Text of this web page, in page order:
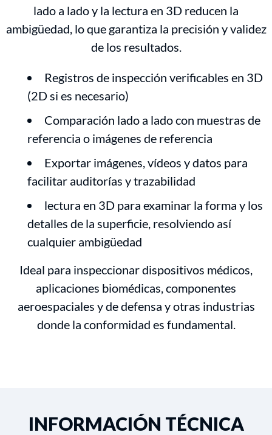
lado a lado y la lectura en 3D reducen la
ambigüedad, lo que garantiza la precisión y validez
de los resultados.
Registros de inspección verificables en 3D
(2D si es necesario)
Comparación lado a lado con muestras de
referencia o imágenes de referencia
Exportar imágenes, vídeos y datos para
facilitar auditorías y trazabilidad
lectura en 3D para examinar la forma y los
detalles de la superficie, resolviendo así
cualquier ambigüedad
Ideal para inspeccionar dispositivos médicos,
aplicaciones biomédicas, componentes
aeroespaciales y de defensa y otras industrias
donde la conformidad es fundamental.
INFORMACIÓN TÉCNICA